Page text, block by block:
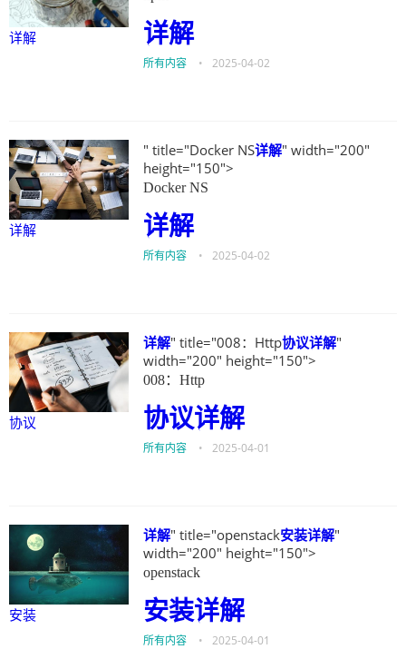
详解 详解
所有内容 • 2025-04-02
详解
" title="Docker NS详解" width="200"
height="150">
Docker NS
详解
所有内容 • 2025-04-02
协议
详解" title="008：Http协议详解"
width="200" height="150">
008：Http
协议详解
所有内容 • 2025-04-01
安装
详解" title="openstack安装详解"
width="200" height="150">
openstack
安装详解
所有内容 • 2025-04-01